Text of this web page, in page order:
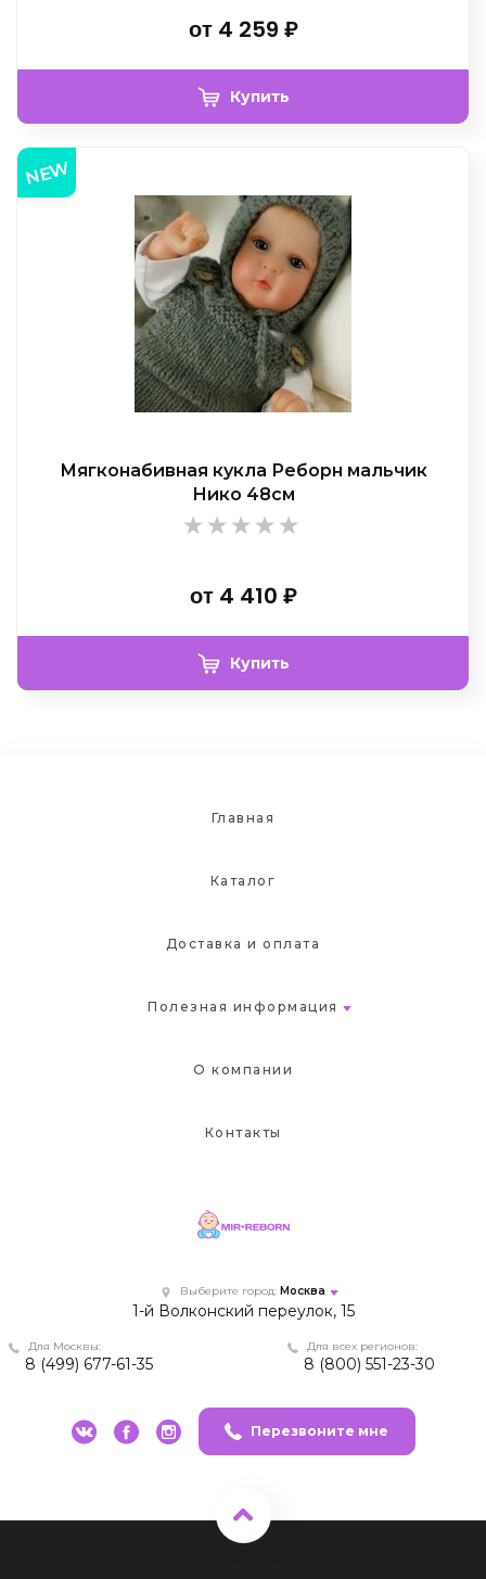
от4 259 ₽
Купить
NEW
Мягконабивная кукла Реборн мальчик
Нико 48см
от4 410 ₽
Купить
Главная
Каталог
Доставка и оплата
Полезная информация
О компании
Контакты
Выберите город: Москва
1-й Волконский переулок, 15
Для всех регионов:
8 (800) 551-23-30
Для Москвы:
8 (499) 677-61-35
Перезвоните мне